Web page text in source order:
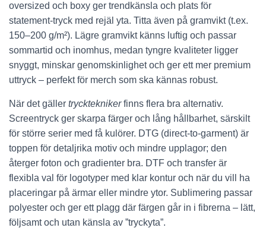
oversized och boxy ger trendkänsla och plats för
statement-tryck med rejäl yta. Titta även på gramvikt (t.ex.
150–200 g/m²). Lägre gramvikt känns luftig och passar
sommartid och inomhus, medan tyngre kvaliteter ligger
snyggt, minskar genomskinlighet och ger ett mer premium
uttryck – perfekt för merch som ska kännas robust.
När det gäller tryckteknikerfinns flera bra alternativ.
Screentryck ger skarpa färger och lång hållbarhet, särskilt
för större serier med få kulörer. DTG (direct-to-garment) är
toppen för detaljrika motiv och mindre upplagor; den
återger foton och gradienter bra. DTF och transfer är
flexibla val för logotyper med klar kontur och när du vill ha
placeringar på ärmar eller mindre ytor. Sublimering passar
polyester och ger ett plagg där färgen går in i fibrerna – lätt,
följsamt och utan känsla av ”tryckyta”.